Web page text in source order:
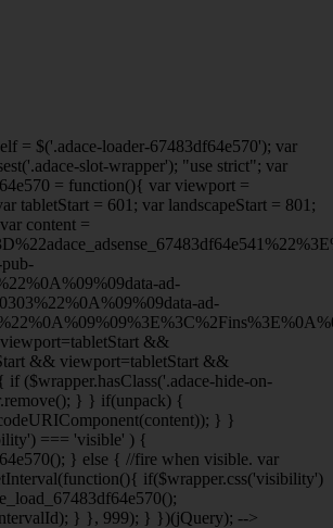
= $('.adace-loader-67483df64e570'); var
slot-wrapper'); "use strict"; var
= function(){ var viewport =
tabletStart = 601; var landscapeStart = 801;
content =
ad-
ad-
=tabletStart &&
&& viewport=tabletStart &&
if ($wrapper.hasClass('.adace-hide-on-
} } if(unpack) {
} }
=== 'visible' ) {
} else { //fire when visible. var
if($wrapper.css('visibility')
} }, 999); } })(jQuery); -->